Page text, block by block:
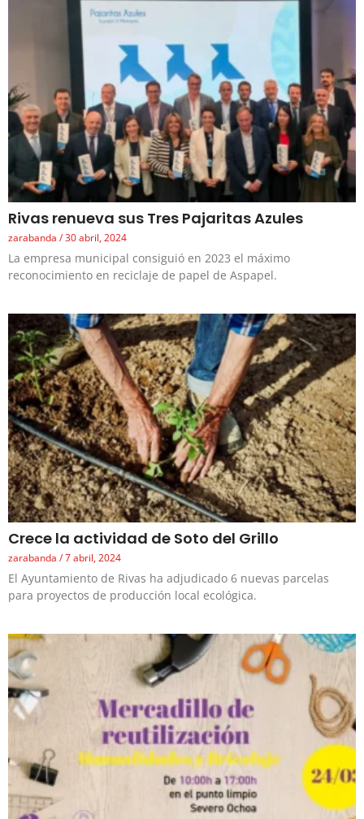
Rivas renueva sus Tres Pajaritas Azules
zarabanda 30 abril, 2024
La empresa municipal consiguió en 2023 el máximo
reconocimiento en reciclaje de papel de Aspapel.
Crece la actividad de Soto del Grillo
zarabanda 7 abril, 2024
El Ayuntamiento de Rivas ha adjudicado 6 nuevas parcelas
para proyectos de producción local ecológica.